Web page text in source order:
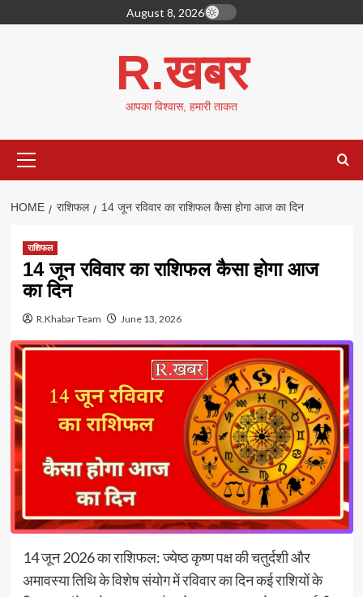
to
August 8, 2026
R.खबर
आपका विश्वास, हमारी ताकत
Menu
HOME राशिफल 14 जून रविवार का राशिफल कैसा होगा आज का दिन
राशिफल
14 जून रविवार का राशिफल कैसा होगा आज
का दिन
R.Khabar Team June 13, 2026
14 जून 2026 का राशिफल: ज्येष्ठ कृष्ण पक्ष की चतुर्दशी और
अमावस्या तिथि के विशेष संयोग में रविवार का दिन कई राशियों के